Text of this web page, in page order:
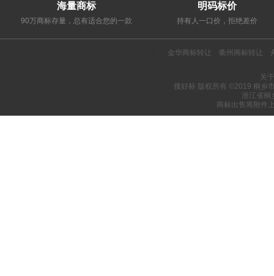
海量商标
90万商标存量，总有适合您的一款
明码标价
持有人一口价，拒绝差价
金华商标转让 衢州商标转让
关
搜好标 版权所有 ©2019 桐乡
浙江省桐
商标出售将附件